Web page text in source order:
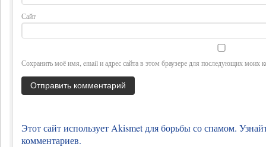
Сайт
Сохранить моё имя, email и адрес сайта в этом браузере для последующих моих
Этот сайт использует Akismet для борьбы со спамом.
комментариев.